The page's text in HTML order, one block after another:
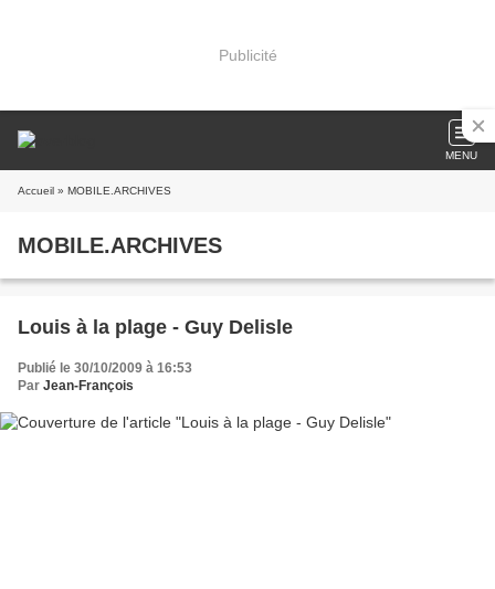
Publicité
MENU
Accueil » MOBILE.ARCHIVES
MOBILE.ARCHIVES
Louis à la plage - Guy Delisle
Publié le 30/10/2009 à 16:53
Par Jean-François